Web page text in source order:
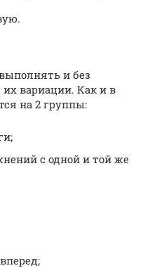
и без
вариации. Как и в
на 2 группы:
с одной и той же